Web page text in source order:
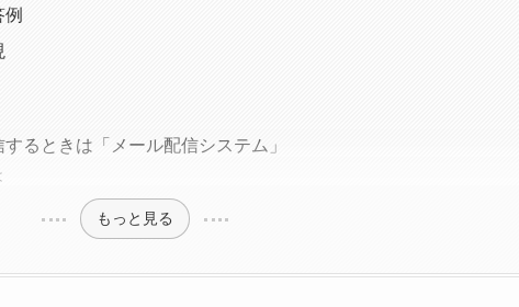
例
るときは「メール配信システム」
もっと見る